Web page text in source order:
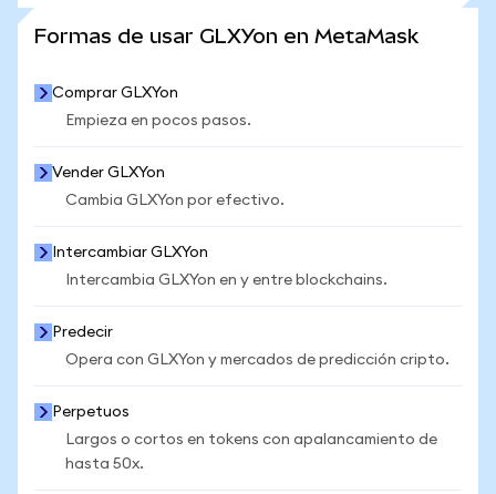
Formas de usar GLXYon en MetaMask
Comprar GLXYon
Empieza en pocos pasos.
Vender GLXYon
Cambia GLXYon por efectivo.
Intercambiar GLXYon
Intercambia GLXYon en y entre blockchains.
Predecir
Opera con GLXYon y mercados de predicción cripto.
Perpetuos
Largos o cortos en tokens con apalancamiento de
hasta 50x.